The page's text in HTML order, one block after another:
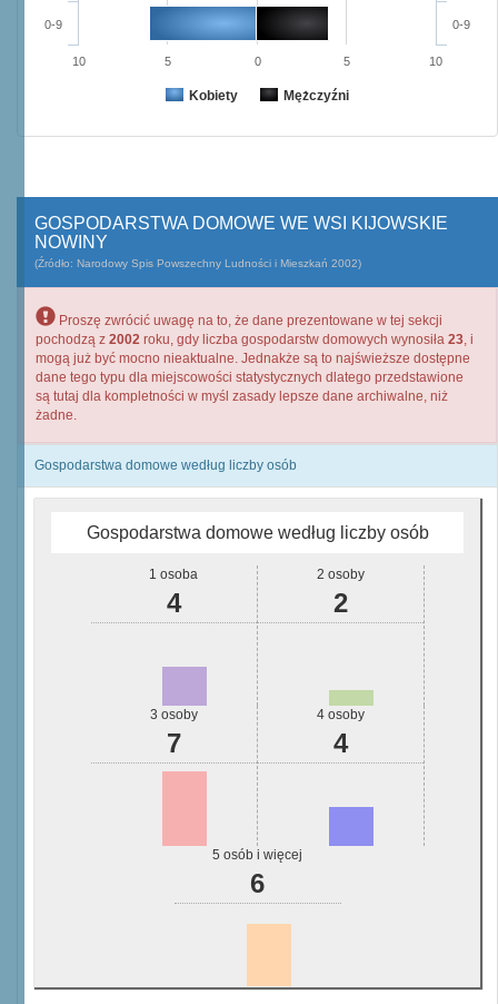
Kobiety Mężczyźni
0-9 0-9
0
10 5 5 10
GOSPODARSTWA DOMOWE WE WSI KIJOWSKIE
NOWINY
(Źródło: Narodowy Spis Powszechny Ludności i Mieszkań 2002)
Proszę zwrócić uwagę na to, że dane prezentowane w tej sekcji
pochodzą z 2002 roku, gdy liczba gospodarstw domowych wynosiła 23, i
mogą już być mocno nieaktualne. Jednakże są to najświeższe dostępne
dane tego typu dla miejscowości statystycznych dlatego przedstawione
są tutaj dla kompletności w myśl zasady lepsze dane archiwalne, niż
żadne.
Gospodarstwa domowe według liczby osób
Gospodarstwa domowe według liczby osób
1 osoba
4
2 osoby
2
3 osoby
7
4 osoby
4
5 osób i więcej
6